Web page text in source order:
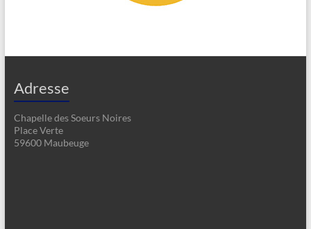
Adresse
Chapelle des Soeurs Noires
Place Verte
59600 Maubeuge